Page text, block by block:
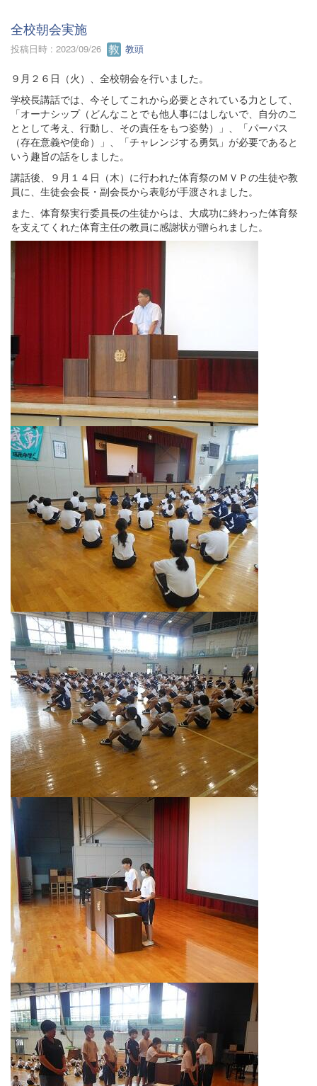
全校朝会実施
投稿日時 : 2023/09/26 教頭
９月２６日（火）、全校朝会を行いました。
学校長講話では、今そしてこれから必要とされている力として、
「オーナシップ（どんなことでも他人事にはしないで、自分のこ
ととして考え、行動し、その責任をもつ姿勢）」、「パーパス
（存在意義や使命）」、「チャレンジする勇気」が必要であると
いう趣旨の話をしました。
講話後、９月１４日（木）に行われた体育祭のＭＶＰの生徒や教
員に、生徒会会長・副会長から表彰が手渡されました。
また、体育祭実行委員長の生徒からは、大成功に終わった体育祭
を支えてくれた体育主任の教員に感謝状が贈られました。